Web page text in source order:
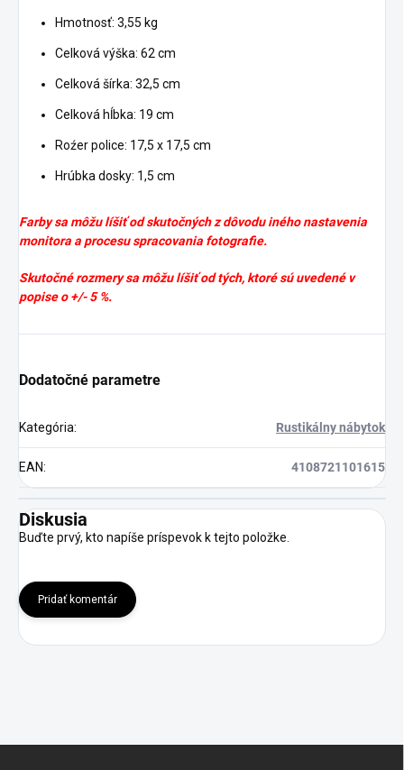
Hmotnosť: 3,55 kg
Celková výška: 62 cm
Celková šírka: 32,5 cm
Celková hĺbka: 19 cm
Roźer police: 17,5 x 17,5 cm
Hrúbka dosky: 1,5 cm
Farby sa môžu líšiť od skutočných z dôvodu iného nastavenia
monitora a procesu spracovania fotografie.
Skutočné rozmery sa môžu líšiť od tých, ktoré sú uvedené v
popise o +/- 5 %.
Dodatočné parametre
Kategória: Rustikálny nábytok
EAN: 4108721101615
Diskusia
Buďte prvý, kto napíše príspevok k tejto položke.
Pridať komentár